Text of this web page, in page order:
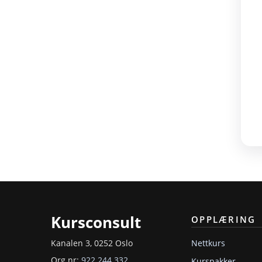
Kursconsult
Kanalen 3, 0252 Oslo
Org nr: 922 244 332
OPPLÆRING
Nettkurs